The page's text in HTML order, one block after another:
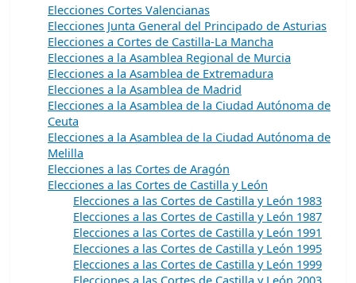
Elecciones Cortes Valencianas
Elecciones Junta General del Principado de Asturias
Elecciones a Cortes de Castilla-La Mancha
Elecciones a la Asamblea Regional de Murcia
Elecciones a la Asamblea de Extremadura
Elecciones a la Asamblea de Madrid
Elecciones a la Asamblea de la Ciudad Autónoma de
Ceuta
Elecciones a la Asamblea de la Ciudad Autónoma de
Melilla
Elecciones a las Cortes de Aragón
Elecciones a las Cortes de Castilla y León
Elecciones a las Cortes de Castilla y León 1983
Elecciones a las Cortes de Castilla y León 1987
Elecciones a las Cortes de Castilla y León 1991
Elecciones a las Cortes de Castilla y León 1995
Elecciones a las Cortes de Castilla y León 1999
Elecciones a las Cortes de Castilla y León 2003